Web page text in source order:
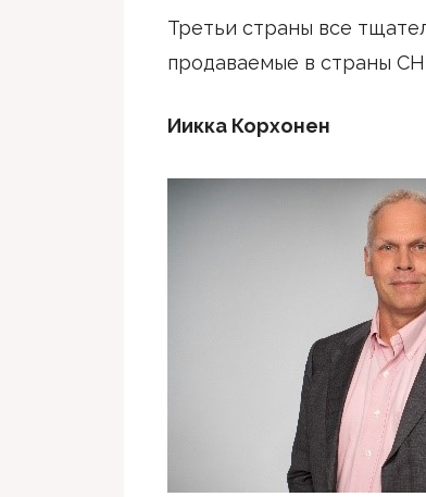
Третьи страны все
продаваемые в страны
Иикка Корхонен